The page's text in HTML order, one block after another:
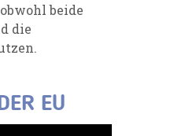
beide
die
EU